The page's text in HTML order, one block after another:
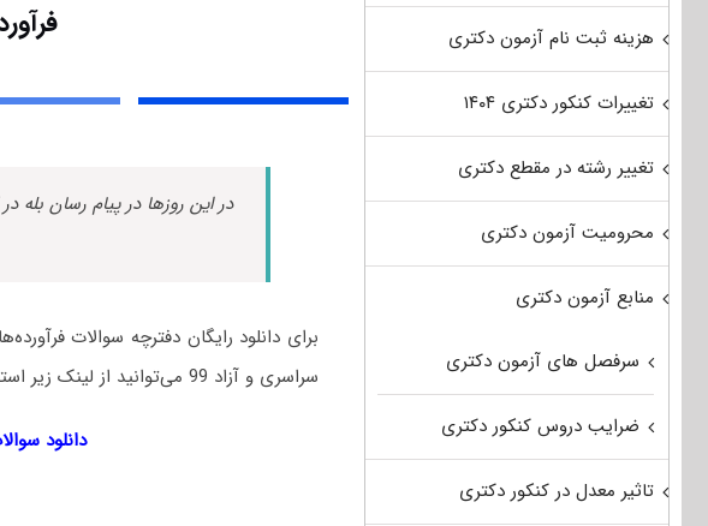
در این روزها در پیام رسان بله
برای دانلود رایگان دفترچه سوالات
سراسری و آزاد 99 می‌توانید از لینک زیر استفاده نمایید:
دانلود سوالات
هزینه ثبت نام آزمون دکتری
تغییرات کنکور دکتری ۱۴۰۴
تغییر رشته در مقطع دکتری
محرومیت آزمون دکتری
منابع آزمون دکتری
سرفصل های آزمون دکتری
ضرایب دروس کنکور دکتری
تاثیر معدل در کنکور دکتری